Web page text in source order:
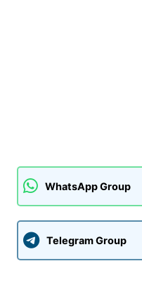
WhatsApp Group
Telegram Group